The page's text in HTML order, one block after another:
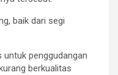
baik dari segi
penggudangan
berkualitas